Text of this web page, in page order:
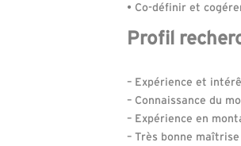
• Co-définir et
Profil
– Expérience et
– Connaissance du
– Expérience en
– Très bonne